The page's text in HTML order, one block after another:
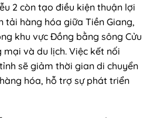
2 còn tạo điều kiện thuận lợi
tải hàng hóa giữa Tiền Giang,
khu vực Đồng bằng sông Cửu
và du lịch. Việc kết nối
sẽ giảm thời gian di chuyển
hóa, hỗ trợ sự phát triển